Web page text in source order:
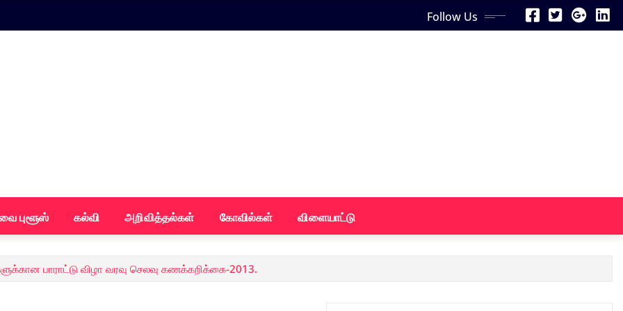
Follow Us
புளூஸ் கல்வி அறிவித்தல்கள் கோவில்கள் விளையாட்டு
பாராட்டு விழா வரவு செலவு கணக்கறிக்கை-2013.